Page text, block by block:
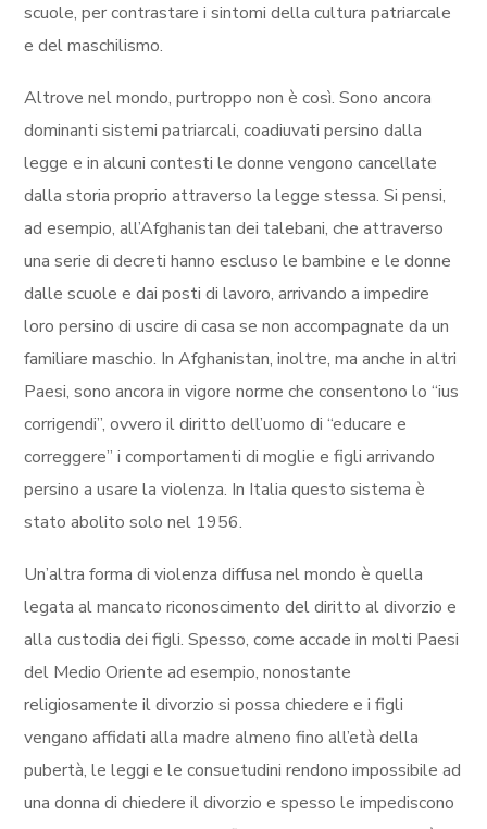
scuole, per contrastare i sintomi della cultura patriarcale
e del maschilismo.
Altrove nel mondo, purtroppo non è così. Sono ancora
dominanti sistemi patriarcali, coadiuvati persino dalla
legge e in alcuni contesti le donne vengono cancellate
dalla storia proprio attraverso la legge stessa. Si pensi,
ad esempio, all’Afghanistan dei talebani, che attraverso
una serie di decreti hanno escluso le bambine e le donne
dalle scuole e dai posti di lavoro, arrivando a impedire
loro persino di uscire di casa se non accompagnate da un
familiare maschio. In Afghanistan, inoltre, ma anche in altri
Paesi, sono ancora in vigore norme che consentono lo “ius
corrigendi”, ovvero il diritto dell’uomo di “educare e
correggere” i comportamenti di moglie e figli arrivando
persino a usare la violenza. In Italia questo sistema è
stato abolito solo nel 1956.
Un’altra forma di violenza diffusa nel mondo è quella
legata al mancato riconoscimento del diritto al divorzio e
alla custodia dei figli. Spesso, come accade in molti Paesi
del Medio Oriente ad esempio, nonostante
religiosamente il divorzio si possa chiedere e i figli
vengano affidati alla madre almeno fino all’età della
pubertà, le leggi e le consuetudini rendono impossibile ad
una donna di chiedere il divorzio e spesso le impediscono